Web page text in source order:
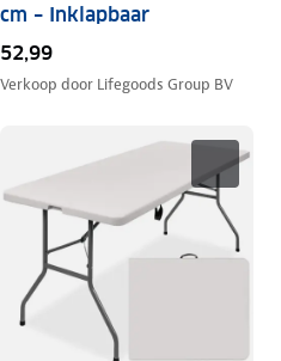
cm – Inklapbaar
52,99
Verkoop door Lifegoods Group BV